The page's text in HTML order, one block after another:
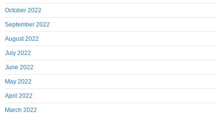
October 2022
September 2022
August 2022
July 2022
June 2022
May 2022
April 2022
March 2022